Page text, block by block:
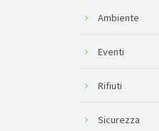
Ambiente
Eventi
Rifiuti
Sicurezza